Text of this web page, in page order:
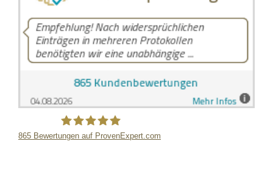
865 Bewertungen auf ProvenExpert.com